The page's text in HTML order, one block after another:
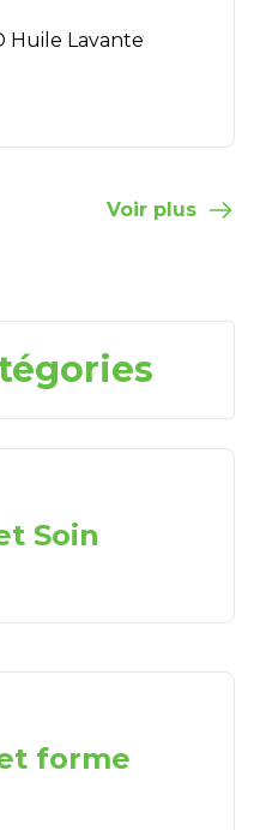
Huile Lavante
Voir plus
Soin
forme